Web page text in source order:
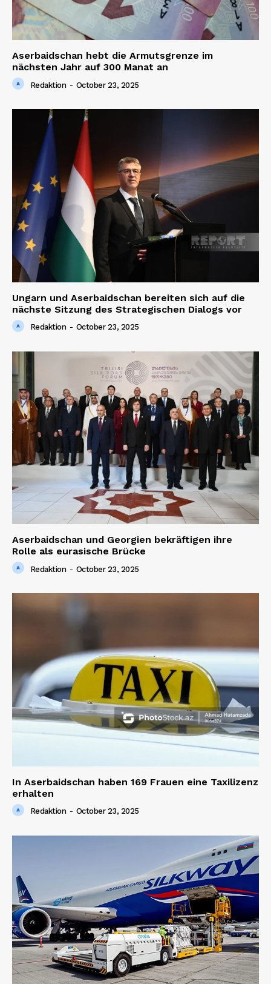
Aserbaidschan hebt die Armutsgrenze im
nächsten Jahr auf 300 Manat an
Redaktion - October 23, 2025
Ungarn und Aserbaidschan bereiten sich auf die
nächste Sitzung des Strategischen Dialogs vor
Redaktion - October 23, 2025
Aserbaidschan und Georgien bekräftigen ihre
Rolle als eurasische Brücke
Redaktion - October 23, 2025
In Aserbaidschan haben 169 Frauen eine Taxilizenz
erhalten
Redaktion - October 23, 2025